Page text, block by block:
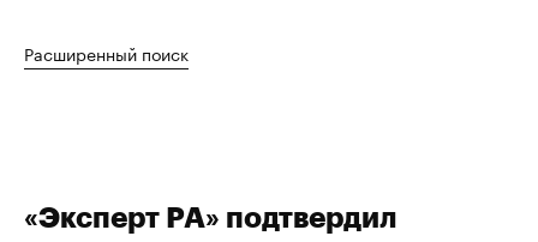
Расширенный поиск
«Эксперт РА» подтвердил